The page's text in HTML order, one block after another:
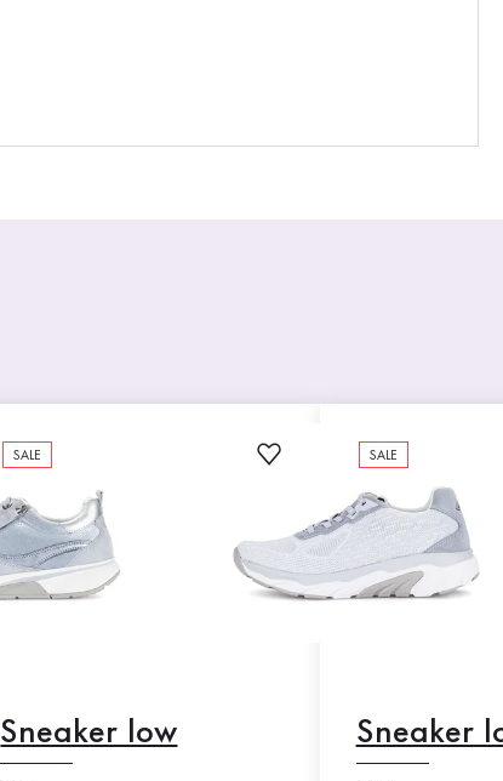
SALE
Sneaker low
SALE
Sneaker